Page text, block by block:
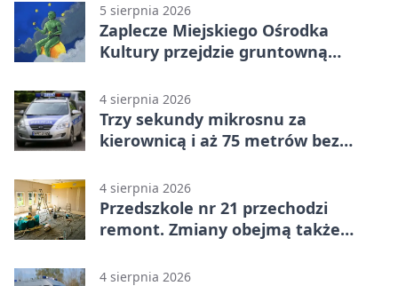
5 sierpnia 2026
Zaplecze Miejskiego Ośrodka
Kultury przejdzie gruntowną
4 sierpnia 2026
Trzy sekundy mikrosnu za
kierownicą i aż 75 metrów bez
4 sierpnia 2026
Przedszkole nr 21 przechodzi
remont. Zmiany obejmą także
4 sierpnia 2026